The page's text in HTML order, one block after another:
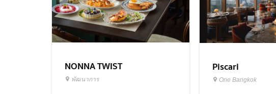
NONNA TWIST
พัฒนาการ
Piscari
One Bangkok